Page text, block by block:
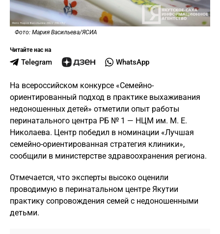
Фото: Мария Васильева/ЯСИА
Читайте нас на
Telegram WhatsApp
На всероссийском конкурсе «Семейно-
ориентированный подход в практике выхаживания
недоношенных детей» отметили опыт работы
перинатального центра РБ № 1 — НЦМ им. М. Е.
Николаева. Центр победил в номинации «Лучшая
семейно-ориентированная стратегия клиники»,
сообщили в министерстве здравоохранения региона.
Отмечается, что эксперты высоко оценили
проводимую в перинатальном центре Якутии
практику сопровождения семей с недоношенными
детьми.